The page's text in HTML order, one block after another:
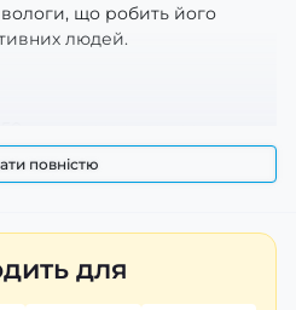
вологи, що робить його
людей.
або занять спортом.
із чіткою індикацією часу,
секундомір та
цей годинник незамінним
житті.
повністю
для